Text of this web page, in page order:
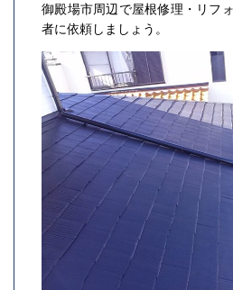
御殿場市周辺で屋根修理・リフ
者に依頼しましょう。